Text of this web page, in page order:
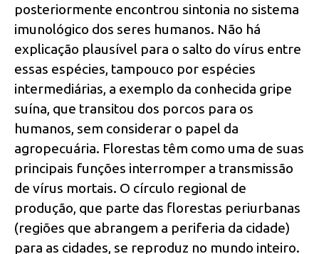
posteriormente encontrou sintonia no sistema
imunológico dos seres humanos. Não há
explicação plausível para o salto do vírus entre
essas espécies, tampouco por espécies
intermediárias, a exemplo da conhecida gripe
suína, que transitou dos porcos para os
humanos, sem considerar o papel da
agropecuária. Florestas têm como uma de suas
principais funções interromper a transmissão
de vírus mortais. O círculo regional de
produção, que parte das florestas periurbanas
(regiões que abrangem a periferia da cidade)
para as cidades, se reproduz no mundo inteiro.